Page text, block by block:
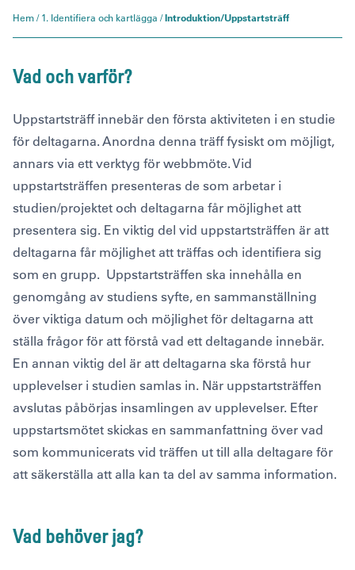
Hem/1. Identifiera och kartlägga /Introduktion/Uppstartsträff
Vad och varför?
Uppstartsträff innebär den första aktiviteten i en studie
för deltagarna. Anordna denna träff fysiskt om möjligt,
annars via ett verktyg för webbmöte. Vid
uppstartsträffen presenteras de som arbetar i
studien/projektet och deltagarna får möjlighet att
presentera sig. En viktig del vid uppstartsträffen är att
deltagarna får möjlighet att träffas och identifiera sig
som en grupp. Uppstartsträffen ska innehålla en
genomgång av studiens syfte, en sammanställning
över viktiga datum och möjlighet för deltagarna att
ställa frågor för att förstå vad ett deltagande innebär.
En annan viktig del är att deltagarna ska förstå hur
upplevelser i studien samlas in. När uppstartsträffen
avslutas påbörjas insamlingen av upplevelser. Efter
uppstartsmötet skickas en sammanfattning över vad
som kommunicerats vid träffen ut till alla deltagare för
att säkerställa att alla kan ta del av samma information.
Vad behöver jag?